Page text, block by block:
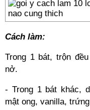
Cách làm:
Trong 1 bát, trộn
nở.
- Trong 1 bát khác,
mật ong, vanilla,